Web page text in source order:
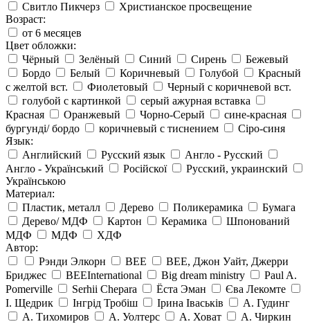
Свитло Пикчерз
Христианское просвещение
Возраст:
от 6 месяцев
Цвет обложки:
Чёрный
Зелёный Синий Сирень
Бежевый
Бордо
Белый Коричневый Голубой
Красный
с желтой вст.
Фиолетовый
Черный с коричневой вст.
голубой с картинкой
серый ажурная вставка
Красная
Оранжевый Чорно-Серый
сине-красная
бургунді/ бордо
коричневый с тиснением
Сіро-синя
Язык:
Английский
Русский язык
Англо - Русский
Англо - Український
Російскої
Русский, украинский
Українською
Материал:
Пластик, металл
Дерево Поликерамика
Бумага
Дерево/ МДФ
Картон Керамика
Шпонований
МДФ
МДФ
ХДФ
Автор:
Рэнди Элкорн
BEE
BEE, Джон Уайт, Джерри
Бриджес
BEEInternational Big dream ministry
Paul A.
Pomerville
Serhii Chepara Ёста Эман
Єва Лекомте
І. Щедрик
Інгрід Тробіш Ірина Іваськів
А. Гудинг
А. Тихомиров
А. Уолтерс А. Ховат
А. Чиркин